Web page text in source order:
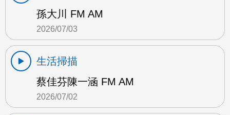
孫大川 FM AM
2026/07/03
生活掃描
蔡佳芬陳一涵 FM AM
2026/07/02